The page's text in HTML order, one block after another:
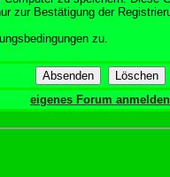
zur Bestätigung der
zu.
eigenes Forum anmelden